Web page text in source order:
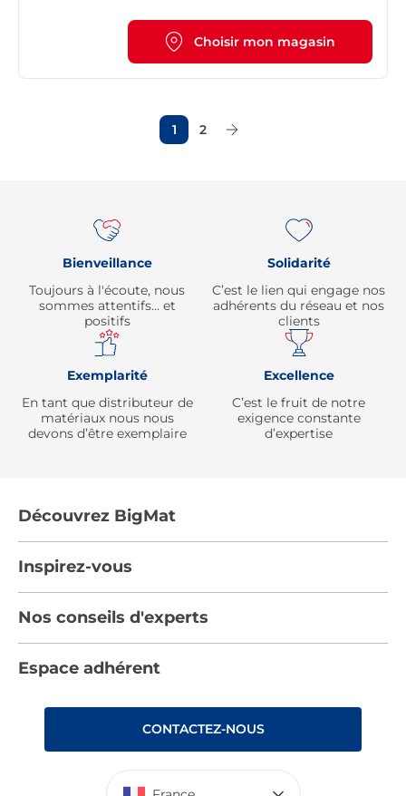
Choisir mon magasin
1 2
Bienveillance
Toujours à l'écoute, nous
sommes attentifs… et
positifs
Solidarité
C’est le lien qui engage nos
adhérents du réseau et nos
clients
Exemplarité
En tant que distributeur de
matériaux nous nous
devons d’être exemplaire
Excellence
C’est le fruit de notre
exigence constante
d’expertise
Découvrez BigMat
Devenez adhérent
Les Bâtisseurs du Sport
Déclaration d’accessibilité : non conforme
Inspirez-vous
Nos catalogues
Rencontres
Nos conseils d'experts
Espace adhérent
CONTACTEZ-NOUS